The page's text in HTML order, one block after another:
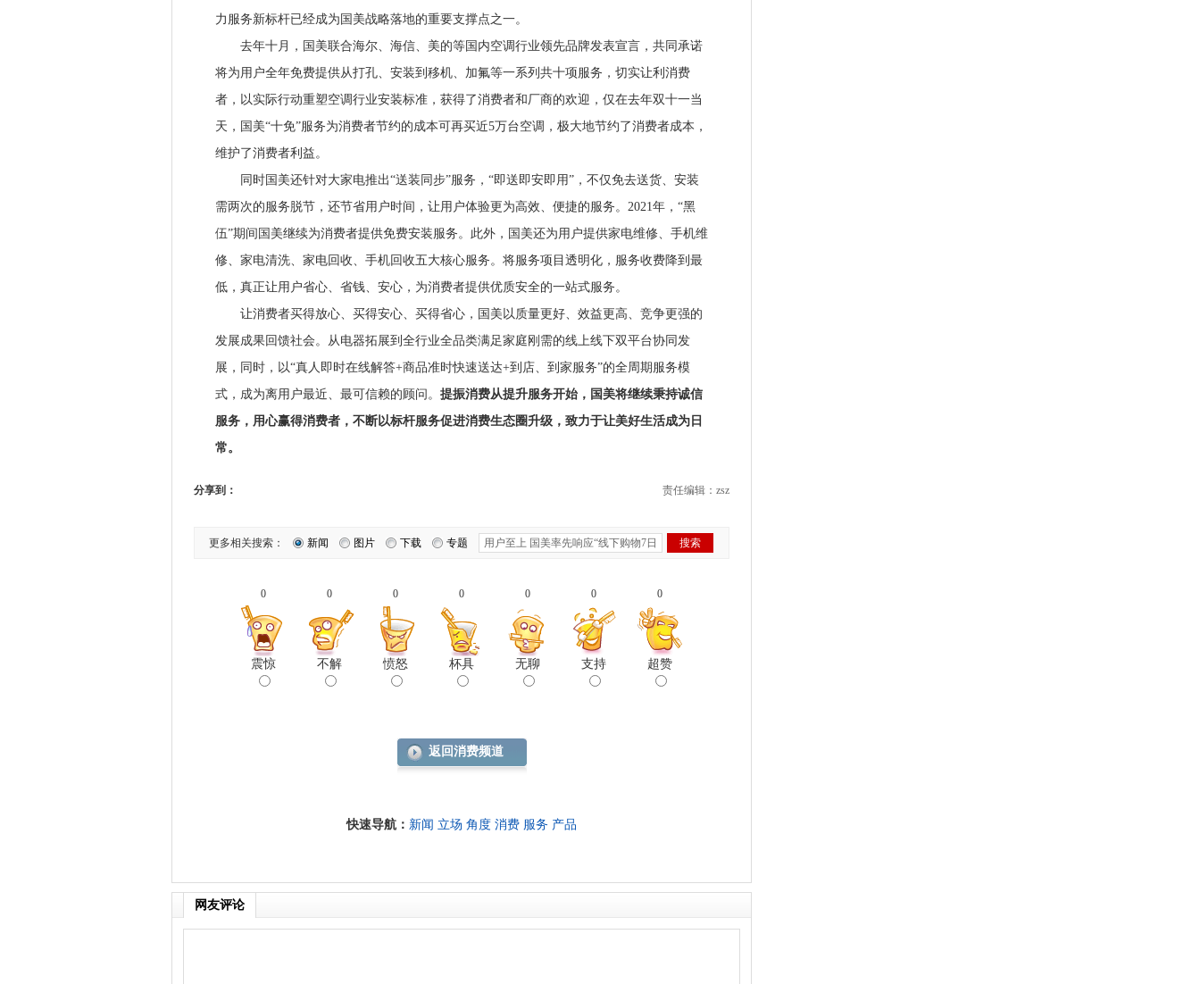
力服务新标杆已经成为国美战略落地的重要支撑点之一。
去年十月，国美联合海尔、海信、美的等国内空调行业领先品牌发表宣言，共同承诺
将为用户全年免费提供从打孔、安装到移机、加氟等一系列共十项服务，切实让利消费
者，以实际行动重塑空调行业安装标准，获得了消费者和厂商的欢迎，仅在去年双十一当
天，国美“十免”服务为消费者节约的成本可再买近5万台空调，极大地节约了消费者成本，
维护了消费者利益。
同时国美还针对大家电推出“送装同步”服务，“即送即安即用”，不仅免去送货、安装
需两次的服务脱节，还节省用户时间，让用户体验更为高效、便捷的服务。2021年，“黑
伍”期间国美继续为消费者提供免费安装服务。此外，国美还为用户提供家电维修、手机维
修、家电清洗、家电回收、手机回收五大核心服务。将服务项目透明化，服务收费降到最
低，真正让用户省心、省钱、安心，为消费者提供优质安全的一站式服务。
让消费者买得放心、买得安心、买得省心，国美以质量更好、效益更高、竞争更强的
发展成果回馈社会。从电器拓展到全行业全品类满足家庭刚需的线上线下双平台协同发
展，同时，以“真人即时在线解答+商品准时快速送达+到店、到家服务”的全周期服务模
式，成为离用户最近、最可信赖的顾问。 提振消费从提升服务开始，国美将继续秉持诚信
服务，用心赢得消费者，不断以标杆服务促进消费生态圈升级，致力于让美好生活成为日
常。
分享到： 责任编辑：zsz
更多相关搜索： 新闻 图片 下载 专题
0
震惊
0
不解
0
愤怒
0
杯具
0
无聊
0
支持
0
超赞
返回消费频道
快速导航： 新闻 立场 角度 消费 服务 产品
网友评论